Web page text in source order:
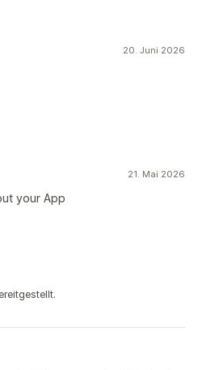
20. Juni 2026
21. Mai 2026
your App